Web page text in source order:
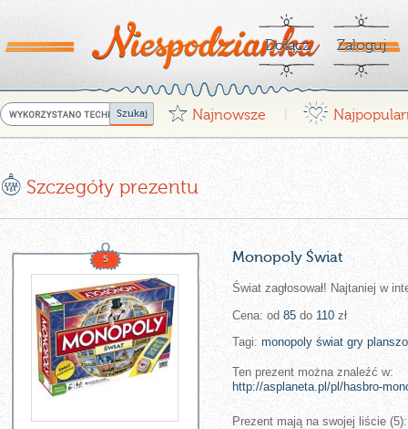
Dołącz Zaloguj
G Najnowsze ¤
E Szczegóły prezentu
5 Monopoly Świat
Świat zagłosował! Najtaniej w
Cena: od 85 do 110 zł
Tagi: monopoly świat gry
Ten prezent można znaleźć w:
http://asplaneta.pl/pl/hasbro-
Prezent mają na swojej liście (5):